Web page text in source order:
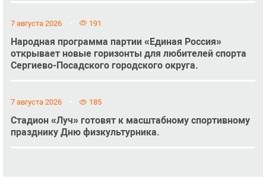
7 августа 2026 191
Народная программа партии «Единая Россия»
открывает новые горизонты для любителей спорта
Сергиево-Посадского городского округа.
7 августа 2026 185
Стадион «Луч» готовят к масштабному спортивному
празднику Дню физкультурника.